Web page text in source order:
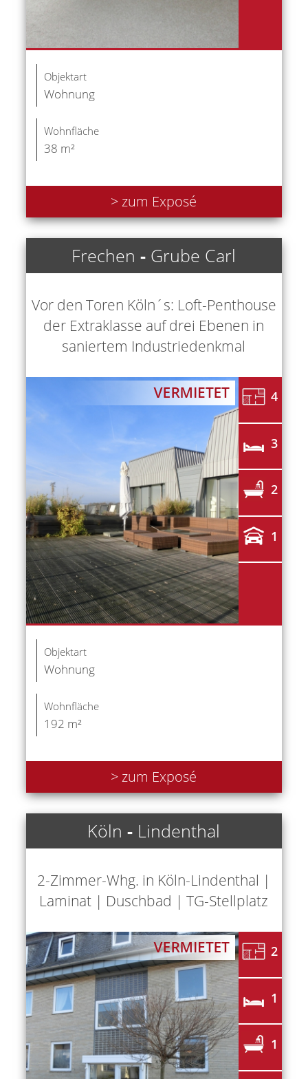
Objektart
Wohnung
Wohnfläche
38 m²
> zum Exposé
Frechen - Grube Carl
Vor den Toren Köln´s: Loft-Penthouse
der Extraklasse auf drei Ebenen in
saniertem Industriedenkmal
4
3
2
1
Objektart
Wohnung
Wohnfläche
192 m²
> zum Exposé
Köln - Lindenthal
2-Zimmer-Whg. in Köln-Lindenthal |
Laminat | Duschbad | TG-Stellplatz
2
1
1